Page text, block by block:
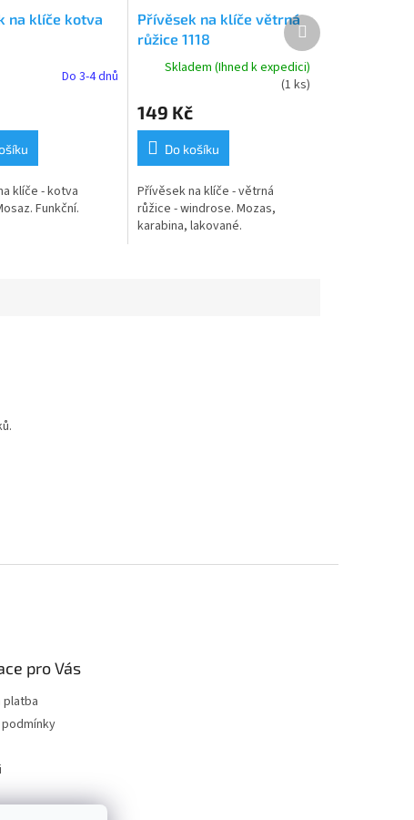
na klíče kotva
Do 3-4 dnů
klíče - kotva
Funkční.
Přívěsek na klíče větrná
růžice 1118
Skladem (Ihned k expedici)
(1 ks)
149 Kč
Do košíku
Přívěsek na klíče - větrná
růžice - windrose. Mozas,
karabina, lakované.
Další
produkt
pro Vás
platba